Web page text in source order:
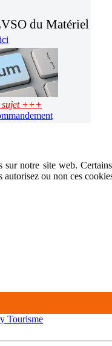
du Matériel
sujet +++
Tourisme
notre site web.
autorisez ou non ces